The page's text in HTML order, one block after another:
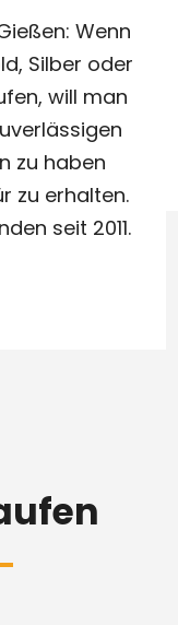
Wenn
Silber oder
will man
zu haben
zu erhalten.
seit 2011.